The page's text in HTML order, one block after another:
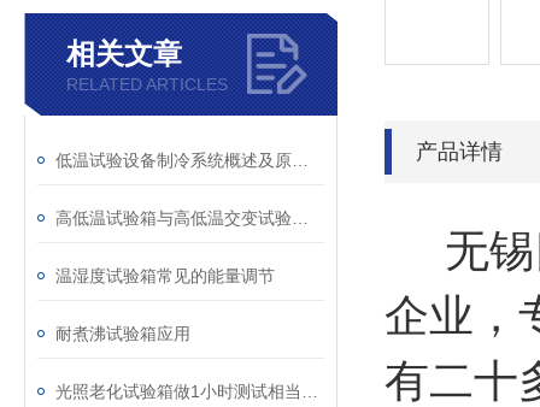
相关文章
RELATED ARTICLES
温湿度试验箱常见的能量调节
耐煮沸试验箱应用
产品详情
无锡
企业，
有二十